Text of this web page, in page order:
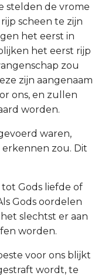
stelden de vrome
scheen te zijn
het eerst in
het eerst rijp
zou
zijn aangenaam
ons, en zullen
worden.
waren,
erkennen zou. Dit
Gods liefde of
Gods oordelen
slechtst er aan
worden.
voor ons blijkt
wordt, te